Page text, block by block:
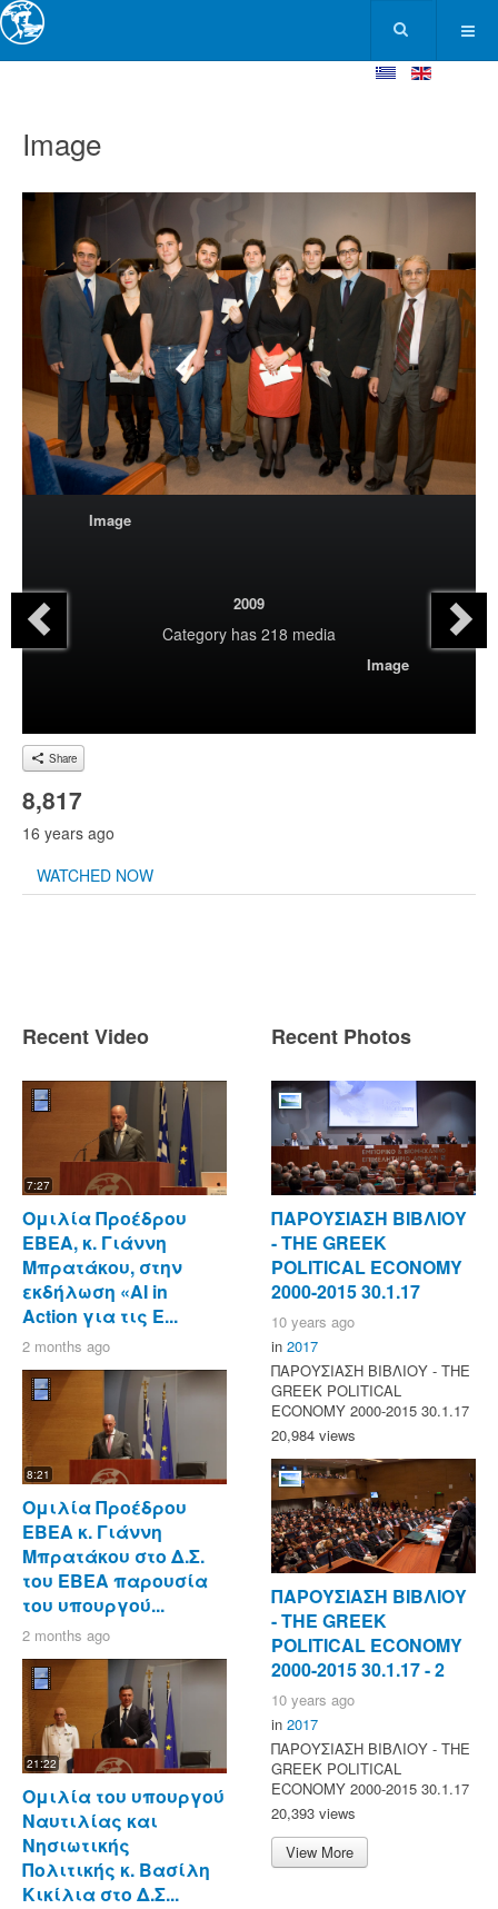
Image
Image
2009
Category has 218 media
Image
Share
8,817
16 years ago
WATCHED NOW
Recent Video
7:27
Ομιλία Προέδρου
ΕΒΕΑ, κ. Γιάννη
Μπρατάκου, στην
εκδήλωση «AI in
Action για τις Ε...
2 months ago
8:21
Ομιλία Προέδρου
ΕΒΕΑ κ. Γιάννη
Μπρατάκου στο Δ.Σ.
του ΕΒΕΑ παρουσία
του υπουργού...
2 months ago
21:22
Ομιλία του υπουργού
Ναυτιλίας και
Νησιωτικής
Πολιτικής κ. Βασίλη
Κικίλια στο Δ.Σ...
Recent Photos
ΠΑΡΟΥΣΙΑΣΗ ΒΙΒΛΙΟΥ
- ΤΗΕ GREEK
POLITICAL ECONOMY
2000-2015 30.1.17
10 years ago
in 2017
ΠΑΡΟΥΣΙΑΣΗ ΒΙΒΛΙΟΥ - ΤΗΕ
GREEK POLITICAL
ECONOMY 2000-2015 30.1.17
20,984 views
ΠΑΡΟΥΣΙΑΣΗ ΒΙΒΛΙΟΥ
- ΤΗΕ GREEK
POLITICAL ECONOMY
2000-2015 30.1.17 - 2
10 years ago
in 2017
ΠΑΡΟΥΣΙΑΣΗ ΒΙΒΛΙΟΥ - ΤΗΕ
GREEK POLITICAL
ECONOMY 2000-2015 30.1.17
20,393 views
View More